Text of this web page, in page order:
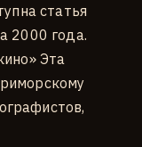
статья
2000 года.
Эта